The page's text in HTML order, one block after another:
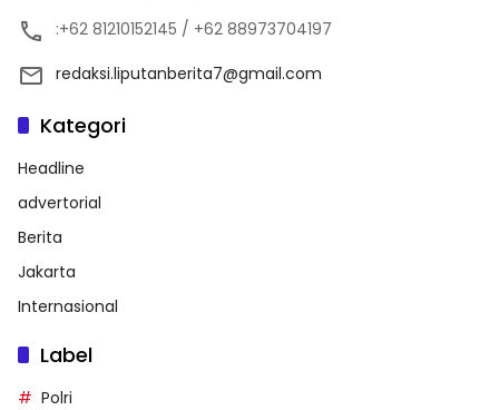
:+62 81210152145 / +62 88973704197
redaksi.liputanberita7@gmail.com
Kategori
Headline
advertorial
Berita
Jakarta
Internasional
Label
Polri